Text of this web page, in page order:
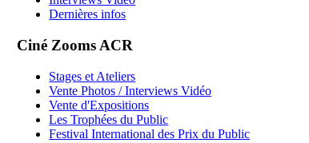
Dernières infos
Ciné Zooms ACR
Stages et Ateliers
Vente Photos / Interviews Vidéo
Vente d'Expositions
Les Trophées du Public
Festival International des Prix du Public